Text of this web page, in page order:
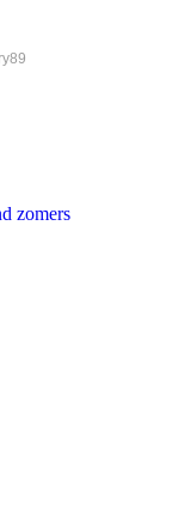
zomers